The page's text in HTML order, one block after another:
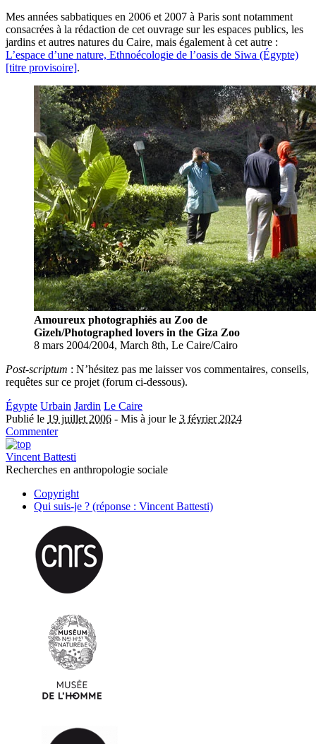
Mes années sabbatiques en 2006 et 2007 à Paris sont notamment
consacrées à la rédaction de cet ouvrage sur les espaces publics, les
jardins et autres natures du Caire, mais également à cet autre :
L’espace d’une nature, Ethnoécologie de l’oasis de Siwa (Égypte)
[titre provisoire].
Amoureux photographiés au Zoo de
Gizeh/Photographed lovers in the Giza Zoo
8 mars 2004/2004, March 8th, Le Caire/Cairo
Post-scriptum : N’hésitez pas me laisser vos commentaires, conseils,
requêtes sur ce projet (forum ci-dessous).
Égypte Urbain Jardin Le Caire
Publié le 19 juillet 2006 - Mis à jour le 3 février 2024
Commenter
Vincent Battesti
Recherches en anthropologie sociale
Copyright
Qui suis-je ? (réponse : Vincent Battesti)